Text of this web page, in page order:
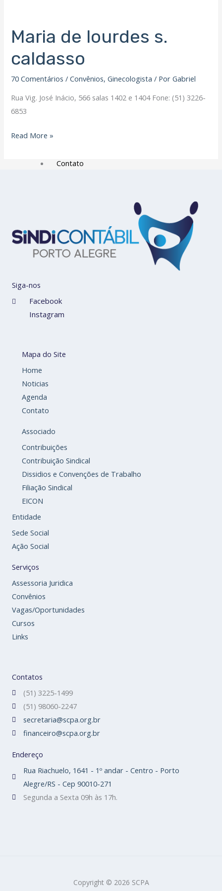
Serviços
Assessoria Juridica
Convênios
Cursos
Contato
Maria de lourdes s.
caldasso
70 Comentários /Convênios,Ginecologista / PorGabriel
Rua Vig. José Inácio, 566 salas 1402 e 1404 Fone: (51) 3226-
6853
Maria
de
lourdes
Read More »
Siga-nos
Facebook
Instagram
Mapa do Site
Home
Noticias
Agenda
Contato
Associado
Contribuições
Contribuição Sindical
Dissidios e Convenções de Trabalho
Filiação Sindical
EICON
Entidade
Sede Social
Ação Social
Serviços
Assessoria Juridica
Convênios
Vagas/Oportunidades
Cursos
Links
Contatos
(51) 3225-1499
(51) 98060-2247
secretaria@scpa.org.br
financeiro@scpa.org.br
Endereço
Rua Riachuelo, 1641 - 1º andar - Centro - Porto
Alegre/RS - Cep 90010-271
Segunda a Sexta 09h às 17h.
Copyright © 2026 SCPA